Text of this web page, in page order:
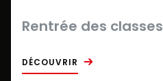
Rentrée des classes
DÉCOUVRIR